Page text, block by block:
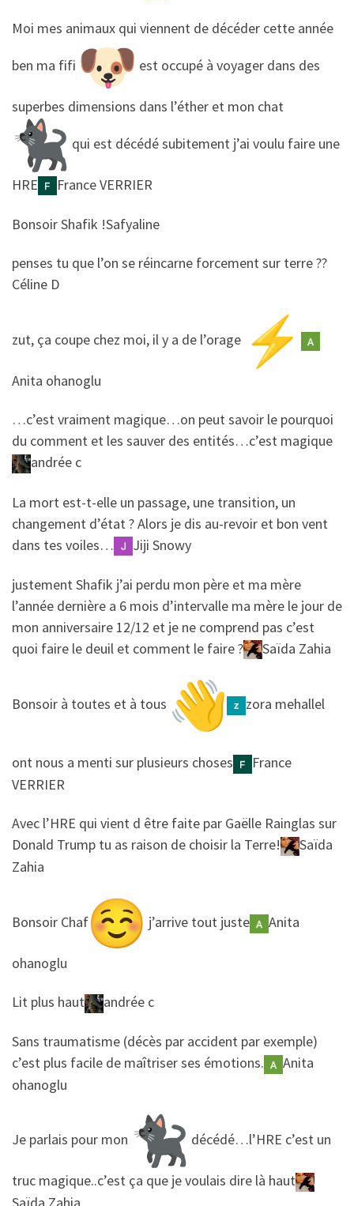
​​Moi mes animaux qui viennent de décéder cette année
ben ma fifi est occupé à voyager dans des
superbes dimensions dans l’éther et mon chat
qui est décédé subitement j’ai voulu faire une
HRE France VERRIER
​​Bonsoir Shafik !Safyaline
​​penses tu que l’on se réincarne forcement sur terre ??
Céline D
​​zut, ça coupe chez moi, il y a de l’orage
Anita ohanoglu
​​…c’est vraiment magique…on peut savoir le pourquoi
du comment et les sauver des entités…c’est magique
andrée c
​​La mort est-t-elle un passage, une transition, un
changement d’état ? Alors je dis au-revoir et bon vent
dans tes voiles…
Jiji Snowy
​​justement Shafik j’ai perdu mon père et ma mère
l’année dernière a 6 mois d’intervalle ma mère le jour de
mon anniversaire 12/12 et je ne comprend pas c’est
quoi faire le deuil et comment le faire ?
Saïda Zahia
​​Bonsoir à toutes et à tous zora mehallel
​​ont nous a menti sur plusieurs choses
France
VERRIER
​​Avec l’HRE qui vient d être faite par Gaëlle Rainglas sur
Donald Trump tu as raison de choisir la Terre!
Saïda
Zahia
​​Bonsoir Chaf j’arrive tout juste Anita
ohanoglu
​​Lit plus haut andrée c
​​Sans traumatisme (décès par accident par exemple)
c’est plus facile de maîtriser ses émotions.
Anita
ohanoglu
​​Je parlais pour mon décédé…l’HRE c’est un
truc magique..c’est ça que je voulais dire là haut